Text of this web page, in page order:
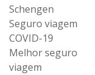
Schengen
Seguro viagem
COVID-19
Melhor seguro
viagem